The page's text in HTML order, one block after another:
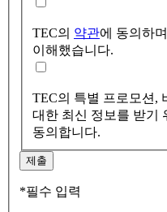
TEC의 약관에 동의하며
이해했습니다.
TEC의 특별 프로모션,
대한 최신 정보를 받기
동의합니다.
제출
*필수 입력